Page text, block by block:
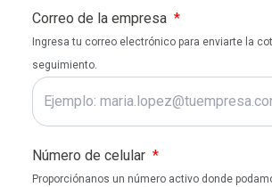
Correo de la empresa *
Ingresa tu correo electrónico para enviarte la
seguimiento.
Número de celular *
Proporciónanos un número activo donde